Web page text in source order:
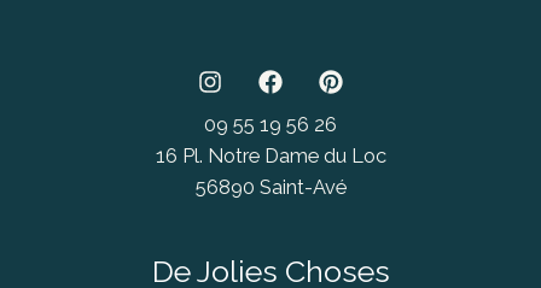
09 55 19 56 26
16 Pl. Notre Dame du Loc
56890 Saint-Avé
De Jolies Choses